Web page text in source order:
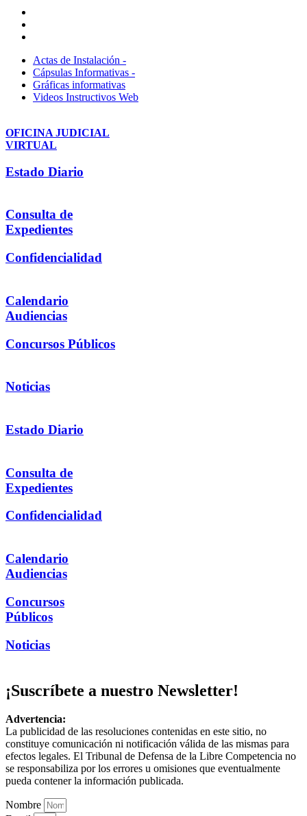
Actas de Instalación -
Cápsulas Informativas -
Gráficas informativas
Videos Instructivos Web
OFICINA JUDICIAL
VIRTUAL
Estado Diario
Consulta de
Expedientes
Confidencialidad
Calendario
Audiencias
Concursos Públicos
Noticias
Estado Diario
Consulta de
Expedientes
Confidencialidad
Calendario
Audiencias
Concursos
Públicos
Noticias
¡Suscríbete a nuestro Newsletter!
Advertencia:
La publicidad de las resoluciones contenidas en este sitio, no
constituye comunicación ni notificación válida de las mismas para
efectos legales. El Tribunal de Defensa de la Libre Competencia no
se responsabiliza por los errores u omisiones que eventualmente
pueda contener la información publicada.
Nombre